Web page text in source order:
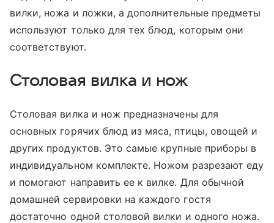
вилки, ножа и ложки, а дополнительные предметы
используют только для тех блюд, которым они
соответствуют.
Столовая вилка и нож
Столовая вилка и нож предназначены для
основных горячих блюд из мяса, птицы, овощей и
других продуктов. Это самые крупные приборы в
индивидуальном комплекте. Ножом разрезают еду
и помогают направить ее к вилке. Для обычной
домашней сервировки на каждого гостя
достаточно одной столовой вилки и одного ножа.